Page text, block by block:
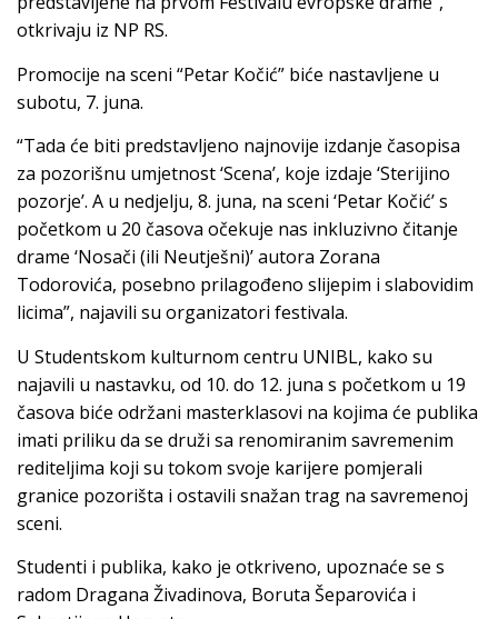
otkrivaju iz NP RS.
Promocije na sceni “Petar Kočić” biće nastavljene u
subotu, 7. juna.
“Tada će biti predstavljeno najnovije izdanje časopisa
za pozorišnu umjetnost ‘Scena’, koje izdaje ‘Sterijino
pozorje’. A u nedjelju, 8. juna, na sceni ‘Petar Kočić’ s
početkom u 20 časova očekuje nas inkluzivno čitanje
drame ‘Nosači (ili Neutješni)’ autora Zorana
Todorovića, posebno prilagođeno slijepim i slabovidim
licima”, najavili su organizatori festivala.
U Studentskom kulturnom centru UNIBL, kako su
najavili u nastavku, od 10. do 12. juna s početkom u 19
časova biće održani masterklasovi na kojima će publika
imati priliku da se druži sa renomiranim savremenim
rediteljima koji su tokom svoje karijere pomjerali
granice pozorišta i ostavili snažan trag na savremenoj
sceni.
Studenti i publika, kako je otkriveno, upoznaće se s
radom Dragana Živadinova, Boruta Šeparovića i